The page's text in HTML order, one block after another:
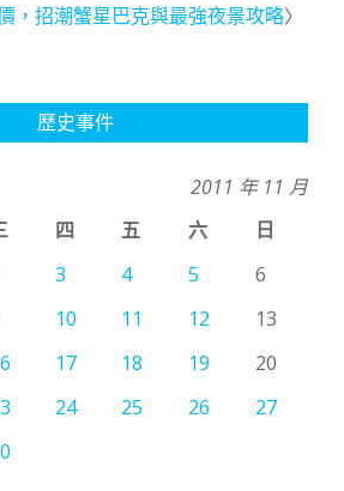
，招潮蟹星巴克與最強夜景攻略〉
歷史事件
2011 年 11 月
四 五 六
日
3 4 5
6
10 11 12
13
17 18 19
20
24 25 26
27